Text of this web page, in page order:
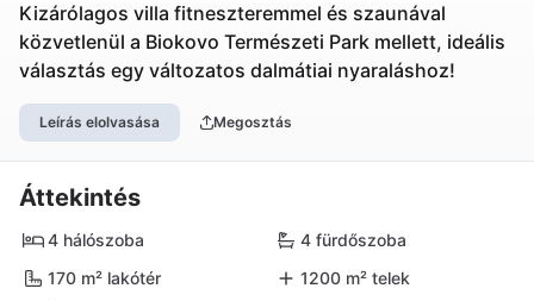
Kizárólagos villa fitneszteremmel és szaunával
közvetlenül a Biokovo Természeti Park mellett, ideális
választás egy változatos dalmátiai nyaraláshoz!
Leírás elolvasása Megosztás
Áttekintés
4 hálószoba
4 fürdőszoba
170 m² lakótér
1200 m² telek